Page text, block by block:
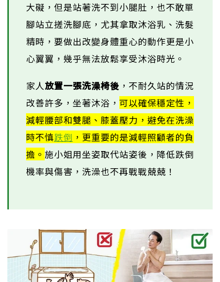
大礙，但是站著洗不到小腿肚，也不敢單
腳站立搓洗腳底，尤其拿取沐浴乳、洗髮
精時，要做出改變身體重心的動作更是小
心翼翼，幾乎無法放鬆享受沐浴時光。
家人放置一張洗澡椅後 ，不耐久站的情況
改善許多，坐著沐浴， 可以確保穩定性，
減輕腰部和雙腿、膝蓋壓力，避免在洗澡
時不慎跌倒 ，更重要的是減輕照顧者的負
擔。 施小姐用坐姿取代站姿後，降低跌倒
機率與傷害，洗澡也不再戰戰兢兢！